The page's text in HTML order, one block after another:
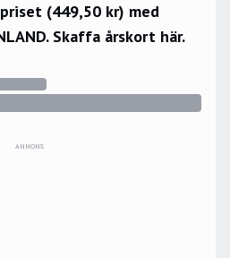
(449,50 kr) med
Skaffa årskort här.
ANNONS